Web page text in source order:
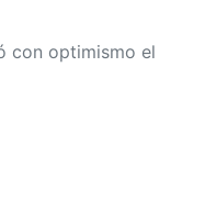
con optimismo el